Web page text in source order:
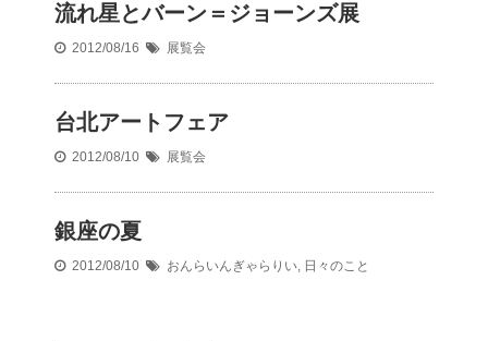
流れ星とバーン＝ジョーンズ展
2012/08/16 展覧会
台北アートフェア
2012/08/10 展覧会
銀座の夏
2012/08/10 おんらいんぎゃらりい, 日々のこと